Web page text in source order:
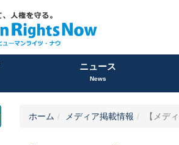
ニュース
News
ホーム メディア掲載情報 【メデ